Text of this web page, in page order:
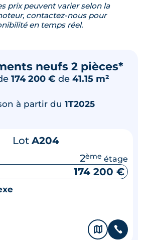
prix peuvent varier selon la
contactez-nous pour
en temps réel.
neufs 2 pièces*
174 200 € de 41.15 m²
à partir du 1T2025
Lot A204
2ème étage
174 200 €
🗞 📞